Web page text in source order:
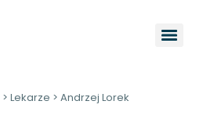
> Lekarze > Andrzej Lorek